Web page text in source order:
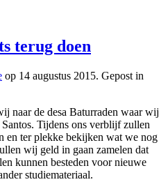
terug doen
op 14 augustus 2015. Gepost in
naar de desa Baturraden waar wij
Tijdens ons verblijf zullen
en ter plekke bekijken wat we nog
wij geld in gaan zamelen dat
kunnen besteden voor nieuwe
studiemateriaal.